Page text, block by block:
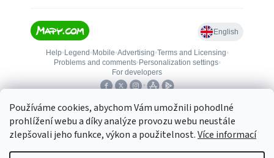
Používáme cookies, abychom Vám umožnili pohodlné
prohlížení webu a díky analýze provozu webu neustále
zlepšovali jeho funkce, výkon a použitelnost.Více informací